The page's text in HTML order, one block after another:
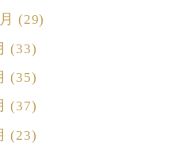
(29)
(33)
(35)
(37)
(23)